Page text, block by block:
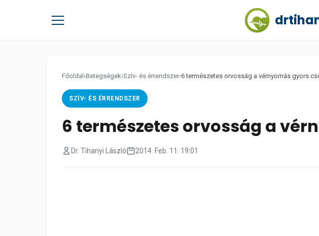
Főoldal ›Betegségek›Szív- és érrendszer›6 természetes orvosság a vérnyomás gyors
SZÍV- ÉS ÉRRENDSZER
6 természetes orvosság a
Dr. Tihanyi László 2014. Feb. 11. 19:01